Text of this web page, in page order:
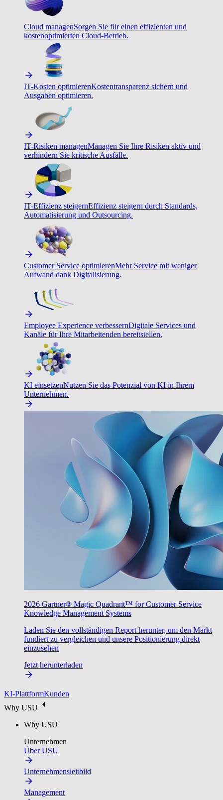
Cloud managenSorgen Sie für einen effizienten und
kostenoptimierten Cloud-Betrieb.
IT-Kosten optimierenKostentransparenz sichern und
Ausgaben optimieren.
IT-Risiken managenManagen Sie Ihre Risiken aktiv und
verhindern Sie kritische Ausfälle.
IT-Effizienz steigernEffizienz steigern durch Standards,
Automatisierung und Outsourcing.
Customer Service optimierenMehr Service mit weniger
Aufwand dank Digitalisierung.
Employee Experience verbessernDigitale Services und
Kanäle für Ihre Mitarbeitenden bereitstellen.
KI einsetzenNutzen Sie das Potenzial von KI in Ihrem
Unternehmen.
2026 Gartner® Magic Quadrant™ for Customer Service
Knowledge Management Systems
Laden Sie den vollständigen Report herunter, um den Markt
fundiert zu vergleichen und unsere Positionierung direkt
einzusehen
Jetzt herunterladen
KI-PlattformKunden
Why USU
Why USU
Unternehmen
Über USU
Unternehmensleitbild
Management